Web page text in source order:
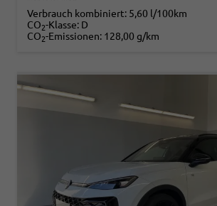
Verbrauch kombiniert: 5,60 l/100km
CO2-Klasse: D
CO2-Emissionen: 128,00 g/km